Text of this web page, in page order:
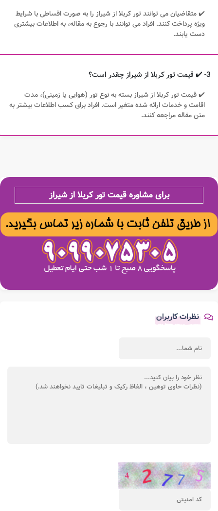
✔️ متقاضیان می توانند تور کربلا از شیراز را به صورت اقساطی با شرایط
ویژه پرداخت کنند. افراد می توانند با رجوع به مقاله، به اطلاعات بیشتری
دست یابند.
3- ✔️ قیمت تور کربلا از شیراز چقدر است؟
✔️ قیمت تور کربلا از شیراز بسته به نوع تور (هوایی یا زمینی)، مدت
اقامت و خدمات ارائه شده متغیر است. افراد برای کسب اطلاعات بیشتر به
متن مقاله مراجعه کنند.
برای مشاوره قیمت تور کربلا از شیراز
نظرات کاربران